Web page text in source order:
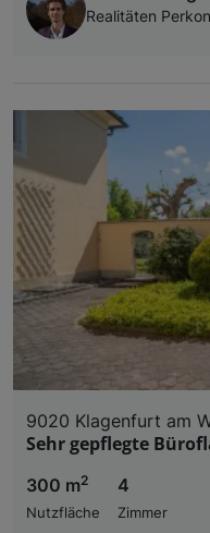
Realitäten
9020 Klagenfurt am
Sehr gepflegte
300 m2
Nutzfläche
4
Zimmer